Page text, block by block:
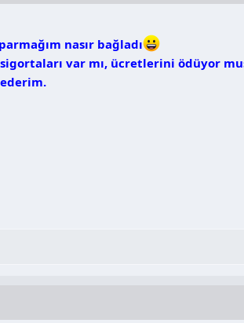
nasır bağladı
var mı, ücretlerini ödüyor